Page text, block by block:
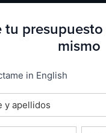
tu
mismo
in English